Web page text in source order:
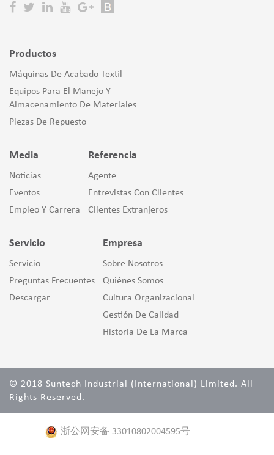
Productos
Máquinas De Acabado Textil
Equipos Para El Manejo Y
Almacenamiento De Materiales
Piezas De Repuesto
Media
Noticias
Eventos
Empleo Y Carrera
Referencia
Agente
Entrevistas Con Clientes
Clientes Extranjeros
Servicio
Servicio
Preguntas Frecuentes
Descargar
Empresa
Sobre Nosotros
Quiénes Somos
Cultura Organizacional
Gestión De Calidad
Historia De La Marca
© 2018 Suntech Industrial (International) Limited. All
Rights Reserved.
浙公网安备 33010802004595号